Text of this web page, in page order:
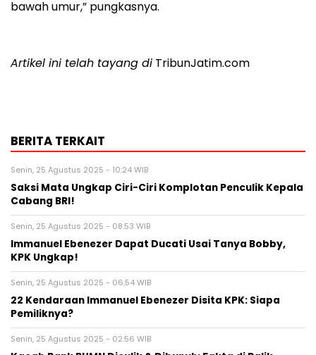
bawah umur,” pungkasnya.
Artikel ini telah tayang di TribunJatim.com
BERITA TERKAIT
Senin, 25 Agustus 2025 - 10:24 WIB
Saksi Mata Ungkap Ciri-Ciri Komplotan Penculik Kepala
Cabang BRI!
Senin, 25 Agustus 2025 - 08:53 WIB
Immanuel Ebenezer Dapat Ducati Usai Tanya Bobby,
KPK Ungkap!
Senin, 25 Agustus 2025 - 06:54 WIB
22 Kendaraan Immanuel Ebenezer Disita KPK: Siapa
Pemiliknya?
Senin, 25 Agustus 2025 - 02:56 WIB